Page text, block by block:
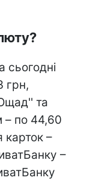
сьогодні
грн,
та
по 44,60
–
–